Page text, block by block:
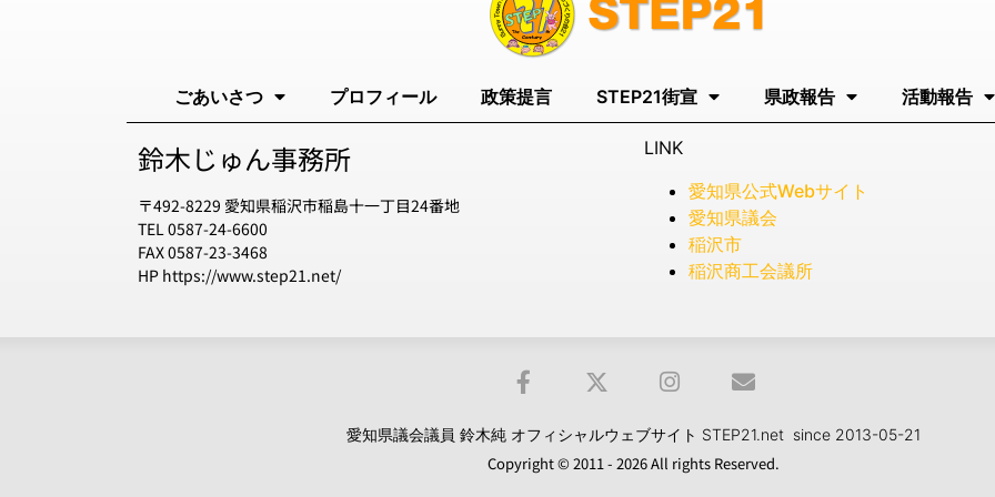
ごあいさつ プロフィール 政策提言 STEP21街宣 県政報告 活動報告
鈴木じゅん事務所
〒492-8229 愛知県稲沢市稲島十一丁目24番地
TEL 0587-24-6600
FAX 0587-23-3468
HP https://www.step21.net/
LINK
愛知県公式Webサイト
愛知県議会
稲沢市
稲沢商工会議所
愛知県議会議員 鈴木純 オフィシャルウェブサイト STEP21.net since 2013-05-21
Copyright © 2011 - 2026 All rights Reserved.